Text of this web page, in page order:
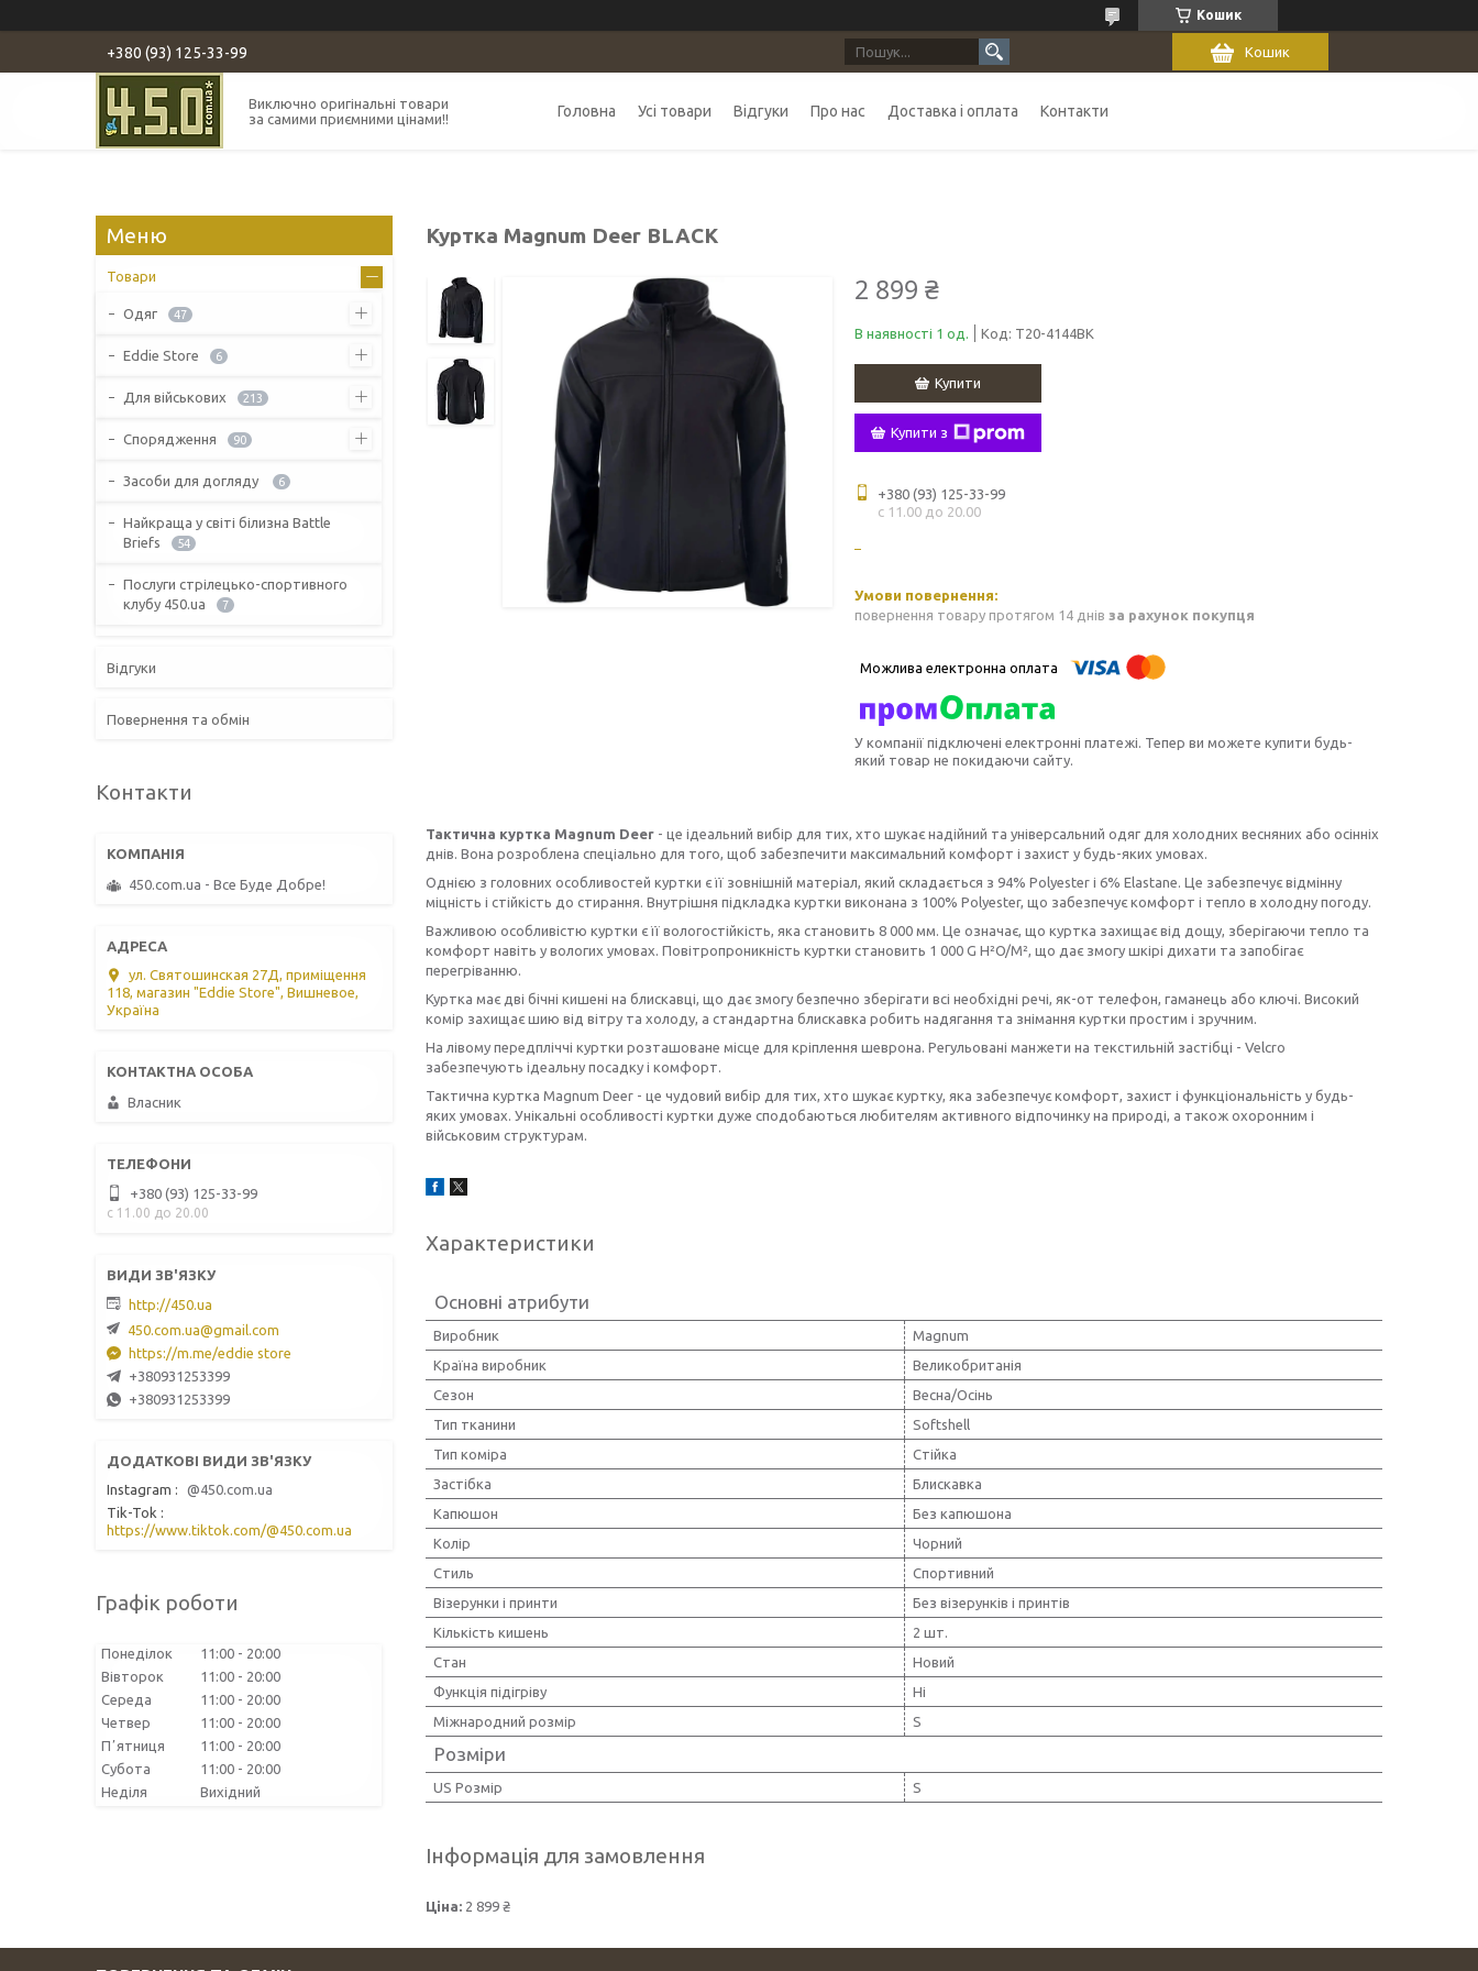
Кошик
+380 (93) 125-33-99 Кошик
Виключно оригінальні товари
за самими приємними цінами!!
Головна Усі товари Відгуки Про нас Доставка і оплата Контакти
Куртка Magnum Deer BLACK
2 899 ₴
В наявності 1 од. Код: T20-4144BK
Купити
Купити з
+380 (93) 125-33-99
с 11.00 до 20.00
повернення товару протягом 14 днів за рахунок покупця
У компанії підключені електронні платежі. Тепер ви можете купити будь-
який товар не покидаючи сайту.
Тактична куртка Magnum Deer - це ідеальний вибір для тих, хто шукає надійний та універсальний одяг для холодних весняних або осінніх
днів. Вона розроблена спеціально для того, щоб забезпечити максимальний комфорт і захист у будь-яких умовах.
Однією з головних особливостей куртки є її зовнішній матеріал, який складається з 94% Polyester і 6% Elastane. Це забезпечує відмінну
міцність і стійкість до стирання. Внутрішня підкладка куртки виконана з 100% Polyester, що забезпечує комфорт і тепло в холодну погоду.
Важливою особливістю куртки є її вологостійкість, яка становить 8 000 мм. Це означає, що куртка захищає від дощу, зберігаючи тепло та
комфорт навіть у вологих умовах. Повітропроникність куртки становить 1 000 G H²O/M², що дає змогу шкірі дихати та запобігає
перегріванню.
Куртка має дві бічні кишені на блискавці, що дає змогу безпечно зберігати всі необхідні речі, як-от телефон, гаманець або ключі. Високий
комір захищає шию від вітру та холоду, а стандартна блискавка робить надягання та знімання куртки простим і зручним.
На лівому передпліччі куртки розташоване місце для кріплення шеврона. Регульовані манжети на текстильній застібці - Velcro
забезпечують ідеальну посадку і комфорт.
Тактична куртка Magnum Deer - це чудовий вибір для тих, хто шукає куртку, яка забезпечує комфорт, захист і функціональність у будь-
яких умовах. Унікальні особливості куртки дуже сподобаються любителям активного відпочинку на природі, а також охоронним і
військовим структурам.
Характеристики
Основні атрибути
Виробник
Magnum
Країна виробник
Великобританія
Сезон
Весна/Осінь
Тип тканини
Softshell
Тип коміра
Стійка
Застібка
Блискавка
Капюшон
Без капюшона
Колір
Чорний
Стиль
Спортивний
Візерунки і принти
Без візерунків і принтів
Кількість кишень
2 шт.
Стан
Новий
Функція підігріву
Ні
Міжнародний розмір
S
Розміри
US Розмір S
Інформація для замовлення
Ціна: 2 899 ₴
Товари
Одяг 47
Eddie Store 6
Для військових 213
Спорядження 90
Засоби для догляду 6
Найкраща у світі білизна Battle
Briefs
54
Послуги стрілецько-спортивного
клубу 450.ua
7
Відгуки
Повернення та обмін
Контакти
450.com.ua - Все Буде Добре!
ул. Святошинская 27Д, приміщення
118, магазин "Eddie Store", Вишневое,
Україна
Власник
+380 (93) 125-33-99
с 11.00 до 20.00
http://450.ua
450.com.ua@gmail.com
https://m.me/eddie store
+380931253399
+380931253399
Instagram
@450.com.ua
Tik-Tok
https://www.tiktok.com/@450.com.ua
Графік роботи
Понеділок 11:00
20:00
Вівторок
11:00
20:00
Середа
11:00
20:00
Четвер
11:00
20:00
Пʼятниця
11:00
20:00
Субота
11:00
20:00
Неділя
Вихідний